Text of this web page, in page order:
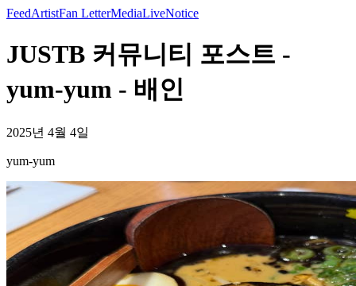
FeedArtistFan LetterMediaLiveNotice
JUSTB 커뮤니티 포스트 -
yum-yum - 배인
2025년 4월 4일
yum-yum